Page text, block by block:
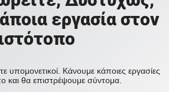
εργασία στον
υπομονετικοί. Κάνουμε κάποιες εργασίες
και θα επιστρέψουμε σύντομα.